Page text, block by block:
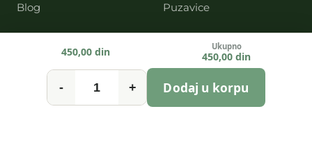
450,00 din Ukupno
450,00 din
- + Dodaj u korpu
Blog
Puzavice
© 2026 Rasadnikcveca.rs. Sva prava zadržana.
Politika kolačića